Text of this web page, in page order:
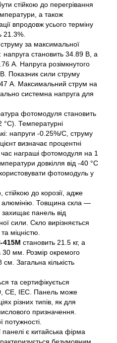
стійкою до перегрівання
а також
впродовж усього терміну
21.3%.
за максимальної
напруга становить 34.89 В, а
А. Напруга розімкнутого
Показник сили струму
А. Максимальний струм на
системна напруга для
фотомодуля становить
°C). Температурні
напруги -0.25%/С, струму
визначає процентні
час награші фотомодуля на 1
довкілля від -40 °C
фотомодуль у
стійкою до корозії, адже
алюмінію. Товщина скла —
панель від
сили. Скло вирізняється
міцністю.
415M становить 21.5 кг, а
мм. Розмір окремого
Загальна кількість
та сертифікується
CE, IEC. Панель може
різних типів, як для
призначення.
потужності.
є китайська фірма